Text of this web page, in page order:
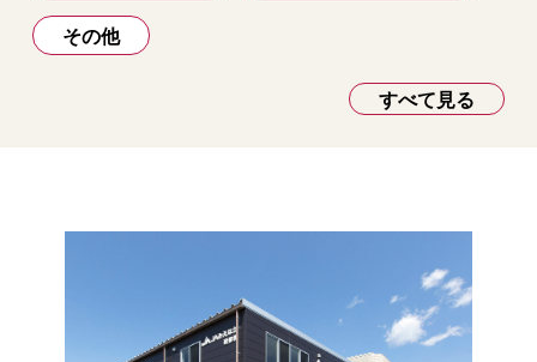
その他
すべて見る